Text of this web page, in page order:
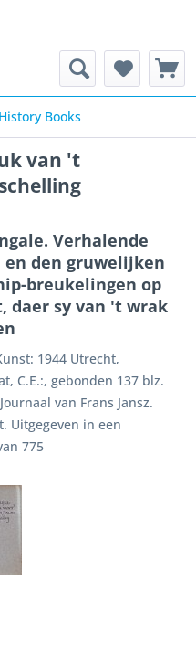
Books
van 't
Verhalende
en den gruwelijken
breukelingen op
daer sy van 't wrak
1944 Utrecht,
C.E.:, gebonden 137 blz.
van Frans Jansz.
Uitgegeven in een
775